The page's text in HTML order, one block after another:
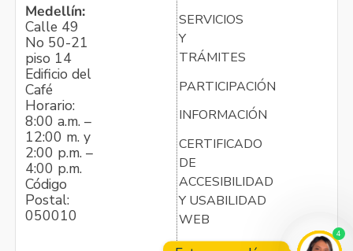
Medellín:
Calle 49
No 50-21
piso 14
Edificio del
Café
Horario:
8:00 a.m. –
12:00 m. y
2:00 p.m. –
4:00 p.m.
Código
Postal:
050010
SERVICIOS
Y
TRÁMITES
PARTICIPACIÓN
INFORMACIÓN
CERTIFICADO
DE
ACCESIBILIDAD
Y USABILIDAD
WEB
4